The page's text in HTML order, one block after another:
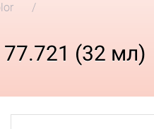
(32 мл)